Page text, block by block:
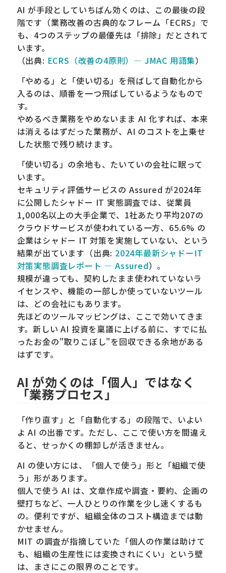
AI が手段としていちばん効くのは、この最後の段
階です（業務改善の古典的なフレーム「ECRS」で
も、4つのステップの最優先は「排除」だとされて
います。
（出典: ECRS（改善の4原則）— JMAC 用語集）
「やめる」と「使い切る」を飛ばして自動化から
入るのは、順番を一つ飛ばしているようなもので
す。
やめるべき業務をやめないまま AI 化すれば、本来
は消えるはずだった業務が、AI のコストを上乗せ
した状態で残り続けます。
「使い切る」の余地も、たいていの会社に眠って
います。
セキュリティ評価サービスの Assured が2024年
に公開したシャドー IT 実態調査では、従業員
1,000名以上の大手企業で、1社あたり平均207の
クラウドサービスが使われている一方、65.6% の
企業はシャドー IT 対策を実施していない、という
結果が出ています（出典: 2024年最新シャドーIT
対策実態調査レポート — Assured）。
規模が違っても、契約したまま使われていないラ
イセンスや、機能の一部しか使っていないツール
は、どの会社にもあります。
先ほどのツールマッピングは、ここで効いてきま
す。新しい AI 投資を稟議に上げる前に、すでに払
ったお金の"取りこぼし"を回収できる余地がある
はずです。
AI が効くのは「個人」ではなく
「業務プロセス」
「作り直す」と「自動化する」の段階で、いよい
よ AI の出番です。ただし、ここで使い方を間違え
ると、せっかくの棚卸しが活きません。
AI の使い方には、「個人で使う」形と「組織で使
う」形があります。
個人で使う AI は、文章作成や調査・要約、企画の
壁打ちなど、一人ひとりの作業を少し速くするも
の。便利ですが、組織全体のコスト構造までは動
かせません。
MIT の調査が指摘していた「個人の作業は助けて
も、組織の生産性には変換されにくい」という壁
は、まさにこの限界のことです。